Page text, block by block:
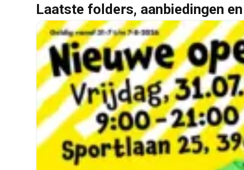
Laatste folders, aanbiedingen